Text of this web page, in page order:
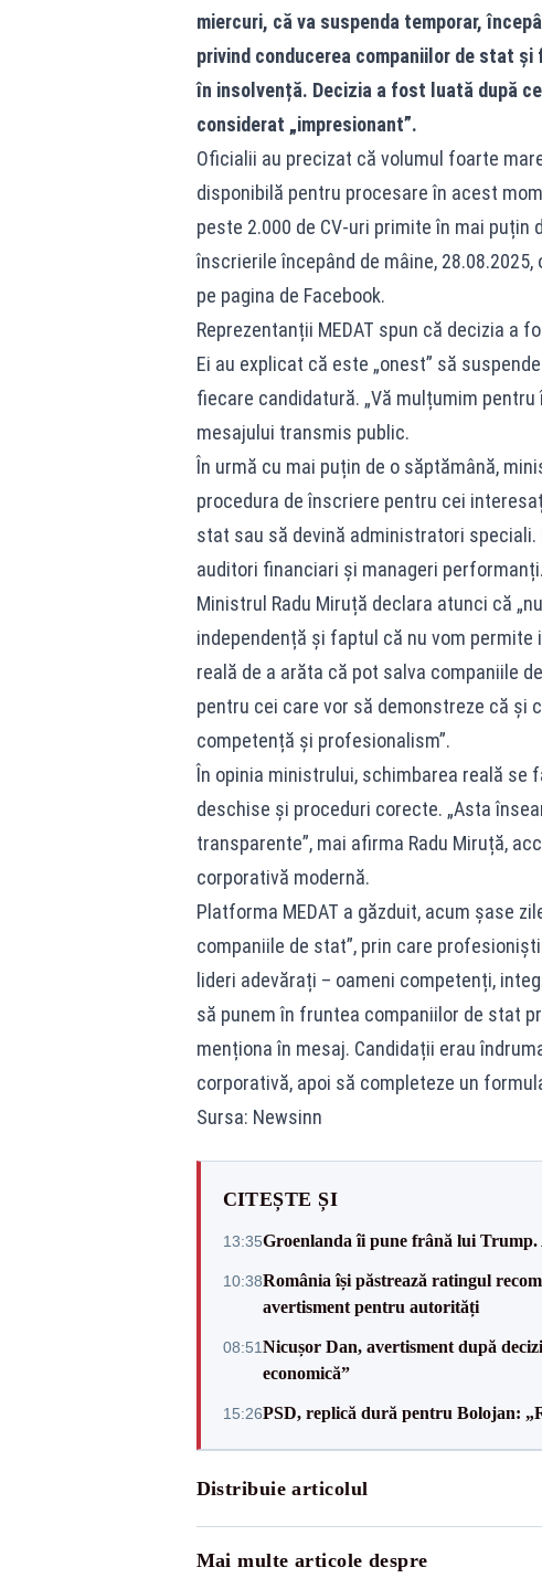
miercuri, că va suspenda temporar,
privind conducerea companiilor de stat
în insolvență. Decizia a fost luată după
considerat „impresionant”.
Oficialii au precizat că volumul foarte
disponibilă pentru procesare în acest
peste 2.000 de CV-uri primite în mai puțin
înscrierile începând de mâine,
pe pagina de Facebook.
Reprezentanții MEDAT spun că decizia a
Ei au explicat că este „onest” să
fiecare candidatură. „Vă mulțumim
mesajului transmis public.
În urmă cu mai puțin de o săptămână,
procedura de înscriere pentru cei
stat sau să devină administratori
auditori financiari și manageri performanți.
Ministrul Radu Miruță declara atunci că
independență și faptul că nu vom
reală de a arăta că pot salva companiile
pentru cei care vor să demonstreze că și
competență și profesionalism”.
În opinia ministrului, schimbarea reală
deschise și proceduri corecte. „Asta
transparente”, mai afirma Radu Miruță,
corporativă modernă.
Platforma MEDAT a găzduit, acum șase
companiile de stat”, prin care
lideri adevărați – oameni competenți,
să punem în fruntea companiilor de stat
menționa în mesaj. Candidații erau
corporativă, apoi să completeze un
Sursa: Newsinn
CITEȘTE ȘI
13:35Groenlanda îi pune frână lui
10:38România își păstrează ratingul
avertisment pentru autorități
08:51Nicușor Dan, avertisment după
economică”
15:26PSD, replică dură pentru Bolojan:
Distribuie articolul
Mai multe articole despre